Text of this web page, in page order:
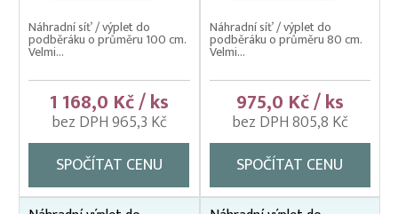
Náhradní síť / výplet do
podběráku o průměru 100 cm.
Velmi...
1 168,0 Kč / ks
bez DPH 965,3 Kč
SPOČÍTAT CENU
Náhradní síť / výplet do
podběráku o průměru 80 cm.
Velmi...
975,0 Kč / ks
bez DPH 805,8 Kč
SPOČÍTAT CENU